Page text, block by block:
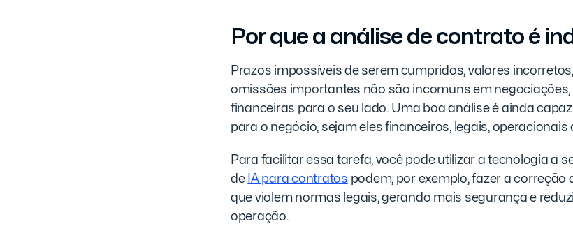
Por que a análise de contrato é
Prazos impossíveis de serem cumpridos, valores
omissões importantes não são incomuns em
financeiras para o seu lado. Uma boa análise é ainda
para o negócio, sejam eles financeiros, legais, operacionais
Para facilitar essa tarefa, você pode utilizar a tecnologia a
de IA para contratos podem, por exemplo, fazer a correção
que violem normas legais, gerando mais segurança e
operação.